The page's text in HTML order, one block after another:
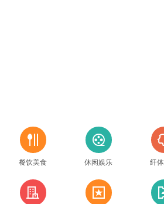
吃
餐饮美食
看
休闲娱乐 纤
住 新